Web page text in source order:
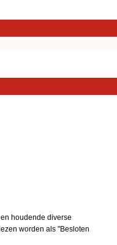
houdende diverse
worden als "Besloten